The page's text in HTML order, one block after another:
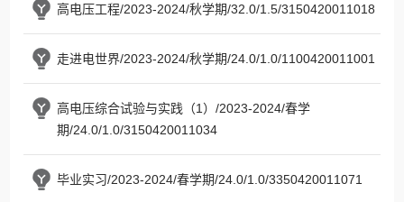
高电压工程/2023-2024/秋学期/32.0/1.5/3150420011018
走进电世界/2023-2024/秋学期/24.0/1.0/1100420011001
高电压综合试验与实践（1）/2023-2024/春学
期/24.0/1.0/3150420011034
毕业实习/2023-2024/春学期/24.0/1.0/3350420011071